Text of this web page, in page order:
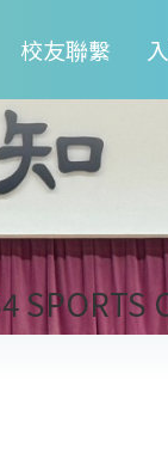
校友聯繫
SPORTS